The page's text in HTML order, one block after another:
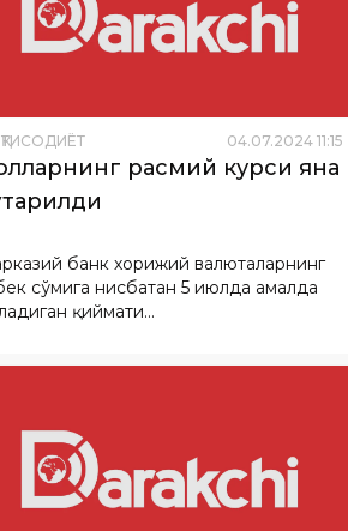
04.07.2024 11:15
расмий курси яна
банк хорижий валюталарнинг
сўмига нисбатан 5 июлда амалда
қиймати...